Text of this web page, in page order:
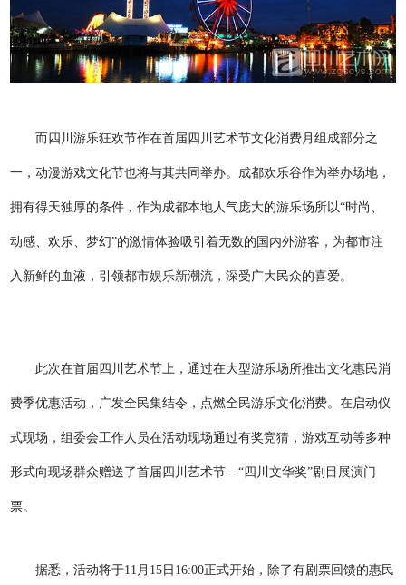
而四川游乐狂欢节作在首届四川艺术节文化消费月组成部分之
一，动漫游戏文化节也将与其共同举办。成都欢乐谷作为举办场地，
拥有得天独厚的条件，作为成都本地人气庞大的游乐场所以“时尚、
动感、欢乐、梦幻”的激情体验吸引着无数的国内外游客，为都市注
入新鲜的血液，引领都市娱乐新潮流，深受广大民众的喜爱。
此次在首届四川艺术节上，通过在大型游乐场所推出文化惠民消
费季优惠活动，广发全民集结令，点燃全民游乐文化消费。在启动仪
式现场，组委会工作人员在活动现场通过有奖竞猜，游戏互动等多种
形式向现场群众赠送了首届四川艺术节—“四川文华奖”剧目展演门
票。
据悉，活动将于11月15日16:00正式开始， 除了有剧票回馈的惠民